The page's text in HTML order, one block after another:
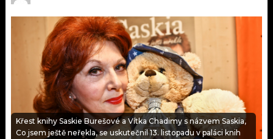
ROZHOVORY
#NEBUDUDOMA
KALENDÁŘ
KVÍZY
VIP
APLIKACE
PROGRAM
PLAYLIST
JAK NALADIT
SOUTĚŽE
Křest knihy Saskie Burešové a Vítka Chadimy s názvem Saskia,
Co jsem ještě neřekla, se uskutečnil 13. listopadu v paláci knih